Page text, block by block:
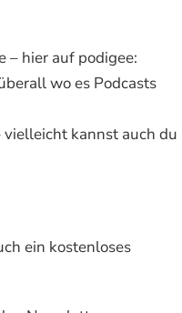
– hier auf podigee:
wo es Podcasts
kannst auch du
ein kostenloses